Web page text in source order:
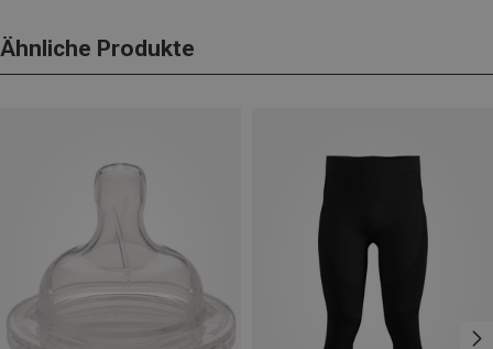
Ähnliche Produkte